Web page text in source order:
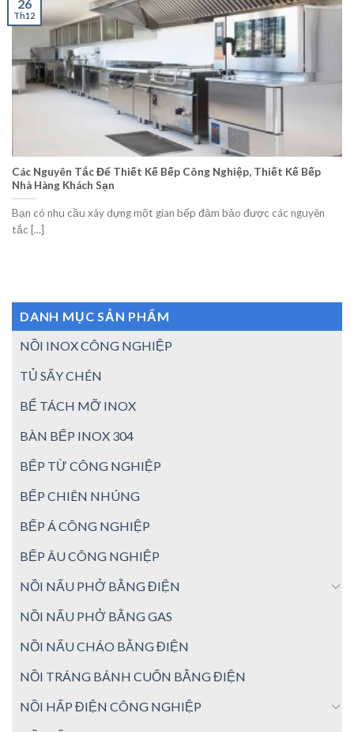
Các Nguyên Tắc Để Thiết Kế Bếp Công Nghiệp, Thiết Kế Bếp
Nhà Hàng Khách Sạn
Bạn có nhu cầu xây dựng một gian bếp đảm bảo được các nguyên
tắc [...]
26
Th12
DANH MỤC SẢN PHẨM
NỒI INOX CÔNG NGHIỆP
TỦ SẤY CHÉN
BỂ TÁCH MỠ INOX
BÀN BẾP INOX 304
BẾP TỪ CÔNG NGHIỆP
BẾP CHIÊN NHÚNG
BẾP Á CÔNG NGHIỆP
BẾP ÂU CÔNG NGHIỆP
NỒI NẤU PHỞ BẰNG ĐIỆN
NỒI NẤU PHỞ BẰNG GAS
NỒI NẤU CHÁO BẰNG ĐIỆN
NỒI TRÁNG BÁNH CUỐN BẰNG ĐIỆN
NỒI HẤP ĐIỆN CÔNG NGHIỆP